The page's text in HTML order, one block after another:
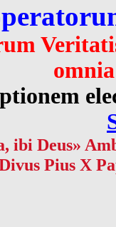
ibi Deus»
Pius X